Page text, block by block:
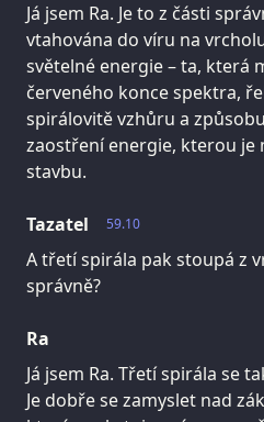
Já jsem Ra. Je to z části
vtahována do víru na
světelné energie – ta, která
červeného konce spektra,
spirálovitě vzhůru a
zaostření energie, kterou je
stavbu.
59.10
Tazatel
A třetí spirála pak stoupá z
správně?
Ra
Já jsem Ra. Třetí spirála se
Je dobře se zamyslet nad